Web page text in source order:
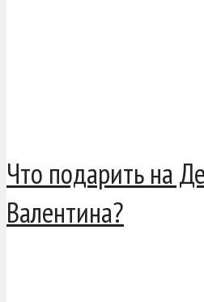
Что подарить на
Валентина?